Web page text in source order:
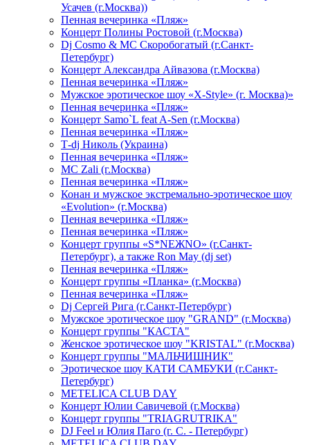
Усачев (г.Москва))
Пенная вечеринка «Пляж»
Концерт Полины Ростовой (г.Москва)
Dj Cosmo & МС Скоробогатый (г.Санкт-
Петербург)
Концерт Александра Айвазова (г.Москва)
Пенная вечеринка «Пляж»
Мужское эротическое шоу «X-Style» (г. Москва)»
Пенная вечеринка «Пляж»
Концерт Samo`L feat A-Sen (г.Москва)
Пенная вечеринка «Пляж»
Т-dj Николь (Украина)
Пенная вечеринка «Пляж»
МС Zali (г.Москва)
Пенная вечеринка «Пляж»
Конан и мужское экстремально-эротическое шоу
«Evolution» (г.Москва)
Пенная вечеринка «Пляж»
Пенная вечеринка «Пляж»
Концерт группы «S*NEЖNO» (г.Санкт-
Петербург), а также Ron May (dj set)
Пенная вечеринка «Пляж»
Концерт группы «Планка» (г.Москва)
Пенная вечеринка «Пляж»
Dj Сергей Рига (г.Санкт-Петербург)
Мужское эротическое шоу "GRAND" (г.Москва)
Концерт группы "КАСТА"
Женское эротическое шоу "KRISTAL" (г.Москва)
Концерт группы "МАЛЬЧИШНИК"
Эротическое шоу КАТИ САМБУКИ (г.Санкт-
Петербург)
METELICA CLUB DAY
Концерт Юлии Савичевой (г.Москва)
Концерт группы "TRIAGRUTRIKA"
DJ Feel и Юлия Паго (г. С. - Петербург)